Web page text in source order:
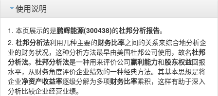
使用说明
本页展示的是鹏辉能源(300438)的杜邦分析报告。
杜邦分析法利用几种主要的财务比率之间的关系来综合地分析企
业的财务状况，这种分析方法最早由美国杜邦公司使用，故名杜邦
分析法。 杜邦分析法是一种用来评价公司赢利能力和股东权益回报
水平，从财务角度评价企业绩效的一种经典方法。其基本思想是将
企业净资产收益率逐级分解为多项财务比率乘积，这样有助于深入
分析比较企业经营业绩。